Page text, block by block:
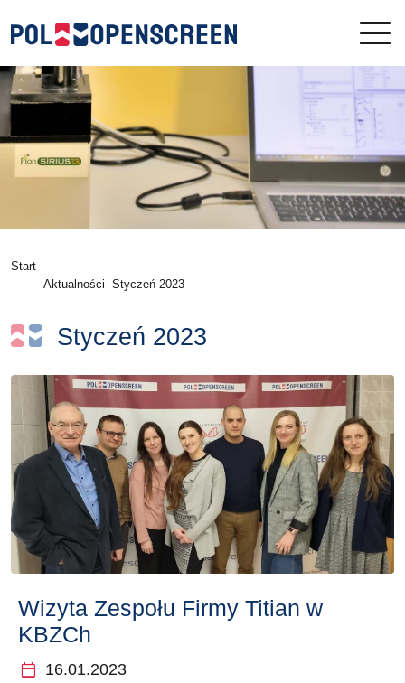
Start
Aktualności
Styczeń 2023
Styczeń 2023
Wizyta Zespołu Firmy Titian w
KBZCh
calendar_today 16.01.2023